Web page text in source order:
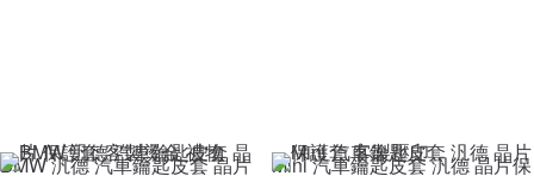
BMW 汎德 汽車鑰匙皮套 晶片
Mini 汽車鑰匙皮套 汎德 晶片保